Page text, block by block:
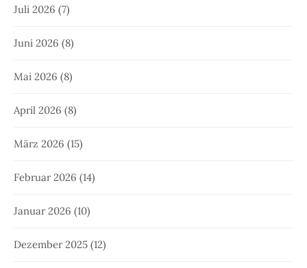
Juli 2026 (7)
Juni 2026 (8)
Mai 2026 (8)
April 2026 (8)
März 2026 (15)
Februar 2026 (14)
Januar 2026 (10)
Dezember 2025 (12)